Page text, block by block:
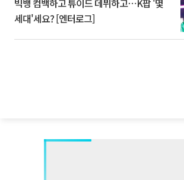
빅뱅 컴백하고 튜이드 데뷔하고⋯K팝 '몇
세대'세요? [엔터로그]